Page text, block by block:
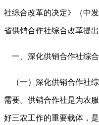
社综合改革的决定》（中
省供销合作社综合改革提出
一、深化供销合作社综
（一）深化供销合作社
需要。供销合作社是为农
好三农工作的重要载体，